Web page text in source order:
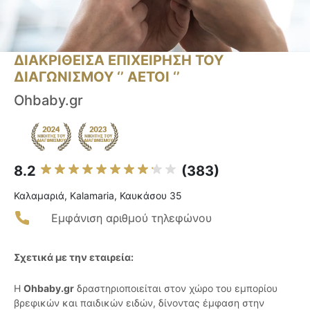
ΔΙΑΚΡΙΘΕΙΣΑ ΕΠΙΧΕΙΡΗΣΗ ΤΟΥ
ΔΙΑΓΩΝΙΣΜΟΥ ‘’ ΑΕΤΟΙ ‘’
Ohbaby.gr
8.2 (383)
Καλαμαριά, Kalamaria, Καυκάσου 35
Εμφάνιση αριθμού τηλεφώνου
Σχετικά με την εταιρεία:
Η Ohbaby.gr δραστηριοποιείται στον χώρο του εμπορίου
βρεφικών και παιδικών ειδών, δίνοντας έμφαση στην